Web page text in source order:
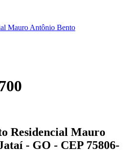
Mauro Antônio Bento
Residencial Mauro
- GO - CEP 75806-